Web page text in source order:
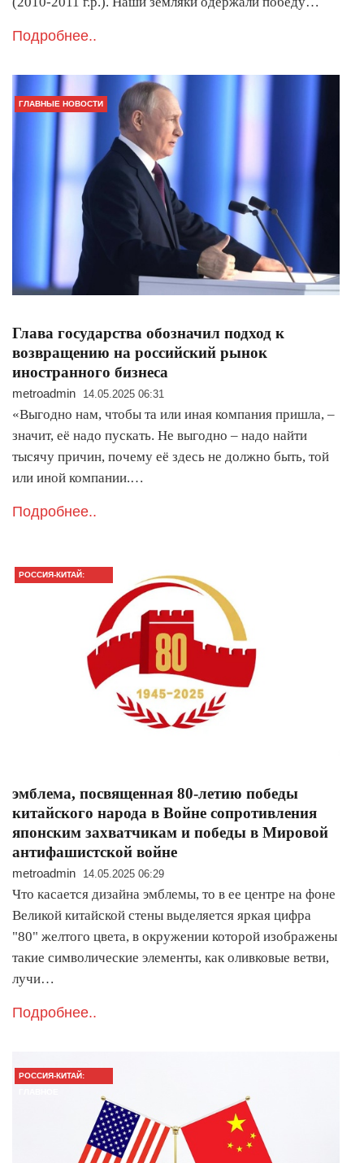
Подробнее..
ГЛАВНЫЕ НОВОСТИ
Глава государства обозначил подход к
возвращению на российский рынок
иностранного бизнеса
metroadmin 14.05.2025 06:31
«Выгодно нам, чтобы та или иная компания пришла, –
значит, её надо пускать. Не выгодно – надо найти
тысячу причин, почему её здесь не должно быть, той
или иной компании.…
Подробнее..
РОССИЯ-КИТАЙ:
эмблема, посвященная 80-летию победы
китайского народа в Войне сопротивления
японским захватчикам и победы в Мировой
антифашистской войне
metroadmin 14.05.2025 06:29
Что касается дизайна эмблемы, то в ее центре на фоне
Великой китайской стены выделяется яркая цифра
"80" желтого цвета, в окружении которой изображены
такие символические элементы, как оливковые ветви,
лучи…
Подробнее..
РОССИЯ-КИТАЙ: